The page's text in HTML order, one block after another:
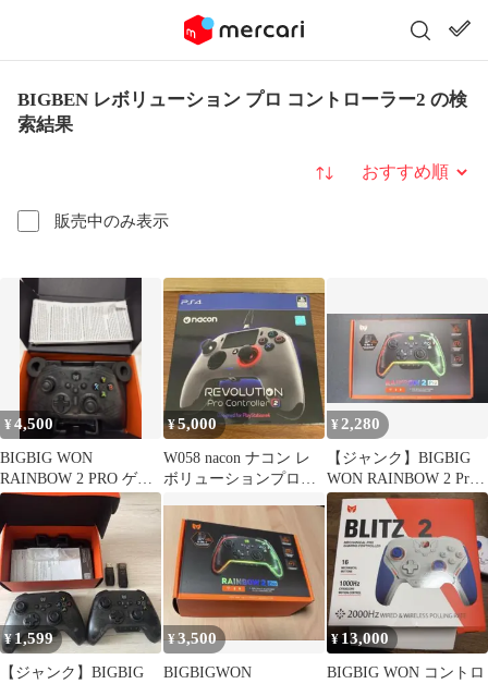
BIGBEN レボリューション プロ コントローラー2 の検
索結果
販売中のみ表示
並び替え
¥4,500
BIGBIG WON
RAINBOW 2 PRO ゲー
ムコントローラー 中
古
¥5,000
W058 nacon ナコン レ
ボリューションプロコ
¥ 2,280
【ジャンク】BIGBIG
WON RAINBOW 2 Pro
コントローラー
¥ 1,599
【ジャンク】BIGBIG
¥3,500
BIGBIGWON
¥ 13,000
BIGBIG WON コントロ